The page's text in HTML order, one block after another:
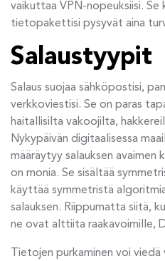
vaikuttaa VPN-nopeuksiisi. Se
tietopakettisi pysyvät aina
Salaustyypit
Salaus suojaa sähköpostisi,
verkkoviestisi. Se on paras
haitallisilta vakoojilta,
Nykypäivän digitaalisessa
määräytyy salauksen avaimen
on monia. Se sisältää
käyttää symmetristä
salauksen. Riippumatta siitä,
ne ovat alttiita raakavoimille,
Tietojen purkaminen voi viedä